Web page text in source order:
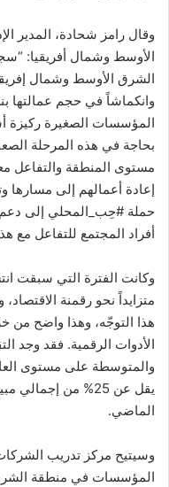
وقال رامز شحادة، المدير
الشرق الأوسط وشمال
المؤسسات الصغيرة ركيزة
بحاجة في هذه المرحلة
مستوى المنطقة والتفاعل
إعادة أعمالهم إلى مسارها
حملة #حِب_المحلي إلى دعم
أفراد المجتمع للتفاعل مع
متزايداً نحو رقمنة
هذا التوجّه، وهذا واضح من
الأدوات الرقمية. فقد وجد
والمتوسطة على مستوى
يقل عن 25% من
الماضي.
وسيتيح مركز تدريب
المؤسسات في منطقة الشرق